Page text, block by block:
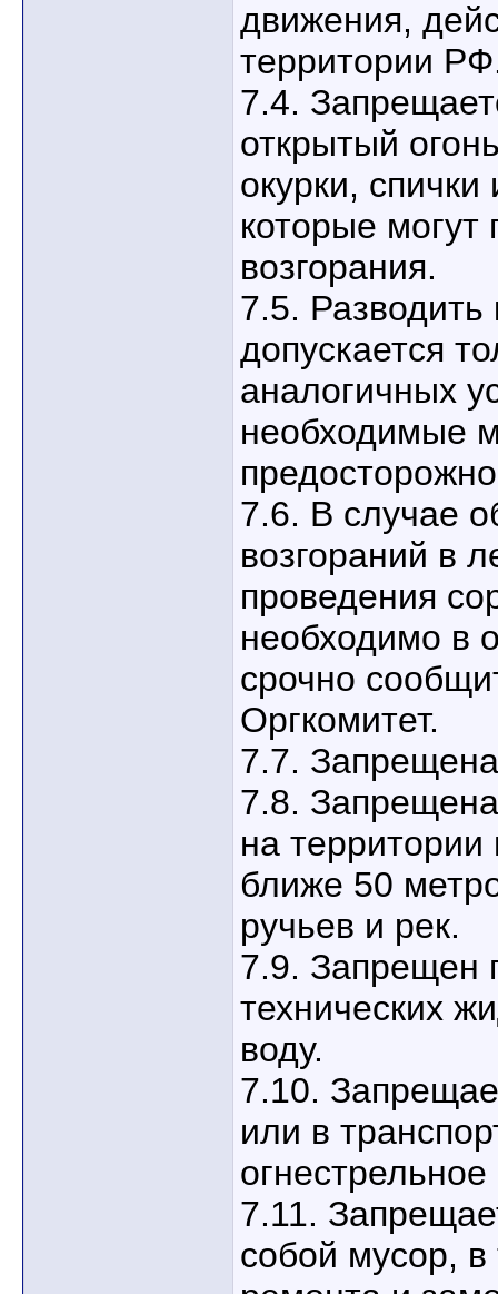
движения,
территории
7.4.
открытый
окурки,
которые могут
возгорания.
7.5. Разводить
допускается
аналогичных
необходимые
7.6. В случае
возгораний в
проведения
необходимо в
срочно
Оргкомитет.
7.7.
7.8.
на
ближе 50
ручьев и рек.
7.9. Запрещен
технических
воду.
7.10.
или в
7.11.
собой мусор,